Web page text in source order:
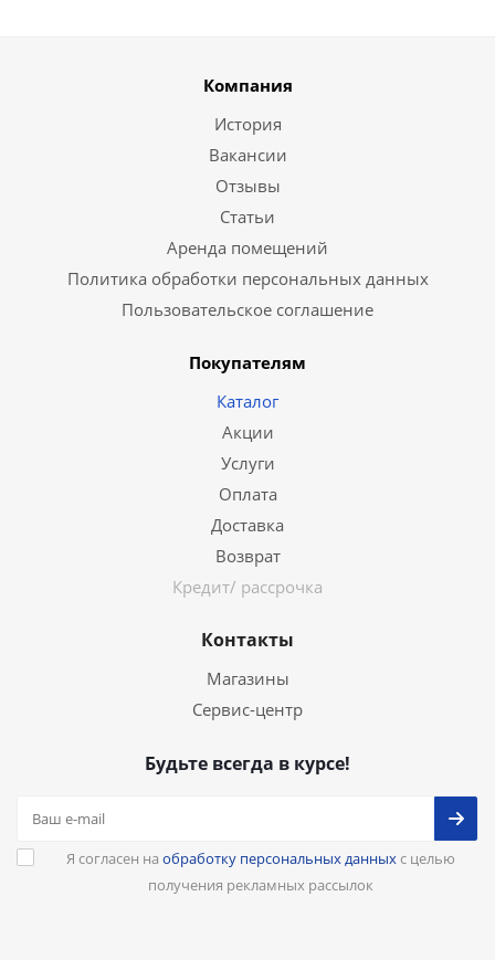
Компания
История
Вакансии
Отзывы
Статьи
Аренда помещений
Политика обработки персональных данных
Пользовательское соглашение
Покупателям
Каталог
Акции
Услуги
Оплата
Доставка
Возврат
Кредит/ рассрочка
Контакты
Магазины
Сервис-центр
Будьте всегда в курсе!
Я согласен на обработку персональных данныхс целью
получения рекламных рассылок